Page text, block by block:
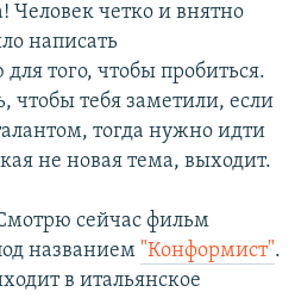
Человек четко и внятно
написать
того, чтобы пробиться.
чтобы тебя заметили, если
тогда нужно идти
не новая тема, выходит.
сейчас фильм
названием "Конформист".
в итальянское